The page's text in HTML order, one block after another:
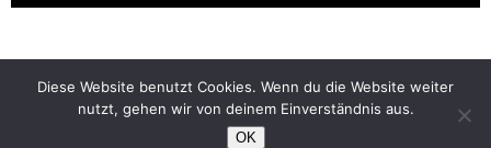
Facebook
Bluesky
Instagram
Diese Website benutzt Cookies. Wenn du die Website weiter
nutzt, gehen wir von deinem Einverständnis aus.
OK